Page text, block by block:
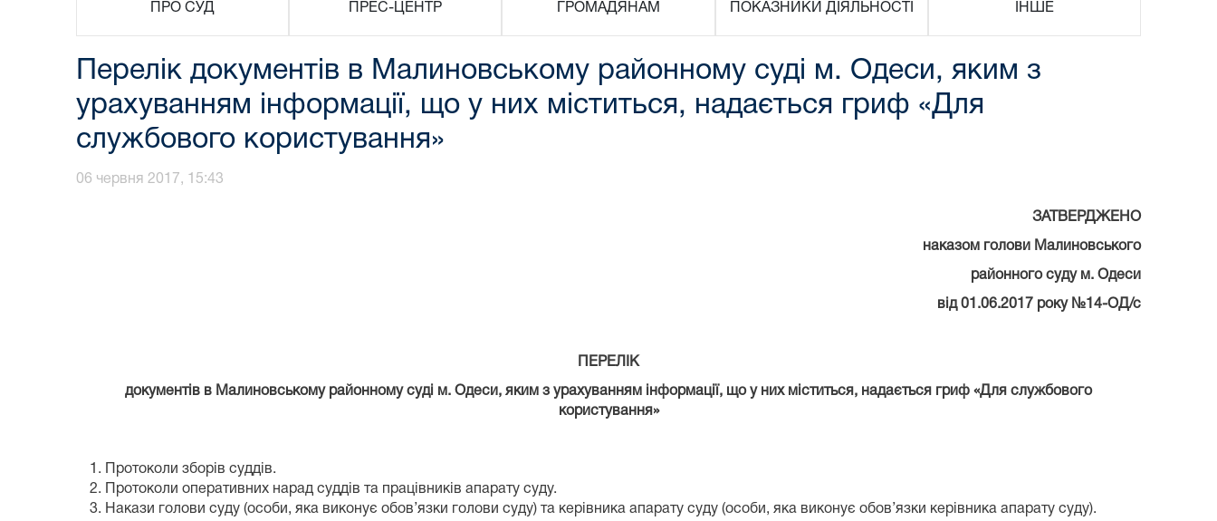
ПРО СУД ПРЕС-ЦЕНТР ГРОМАДЯНАМ ПОКАЗНИКИ ДІЯЛЬНОСТІ ІНШЕ
Перелік документів в Малиновському районному суді м. Одеси, яким з
урахуванням інформації, що у них міститься, надається гриф «Для
службового користування»
06 червня 2017, 15:43
ЗАТВЕРДЖЕНО
наказом голови Малиновського
районного суду м. Одеси
від 01.06.2017 року №14-ОД/с
ПЕРЕЛІК
документів в Малиновському районному суді м. Одеси, яким з урахуванням інформації, що у них міститься, надається гриф «Для службового
користування»
Протоколи зборів суддів.
Протоколи оперативних нарад суддів та працівників апарату суду.
Накази голови суду (особи, яка виконує обов’язки голови суду) та керівника апарату суду (особи, яка виконує обов’язки керівника апарату суду).